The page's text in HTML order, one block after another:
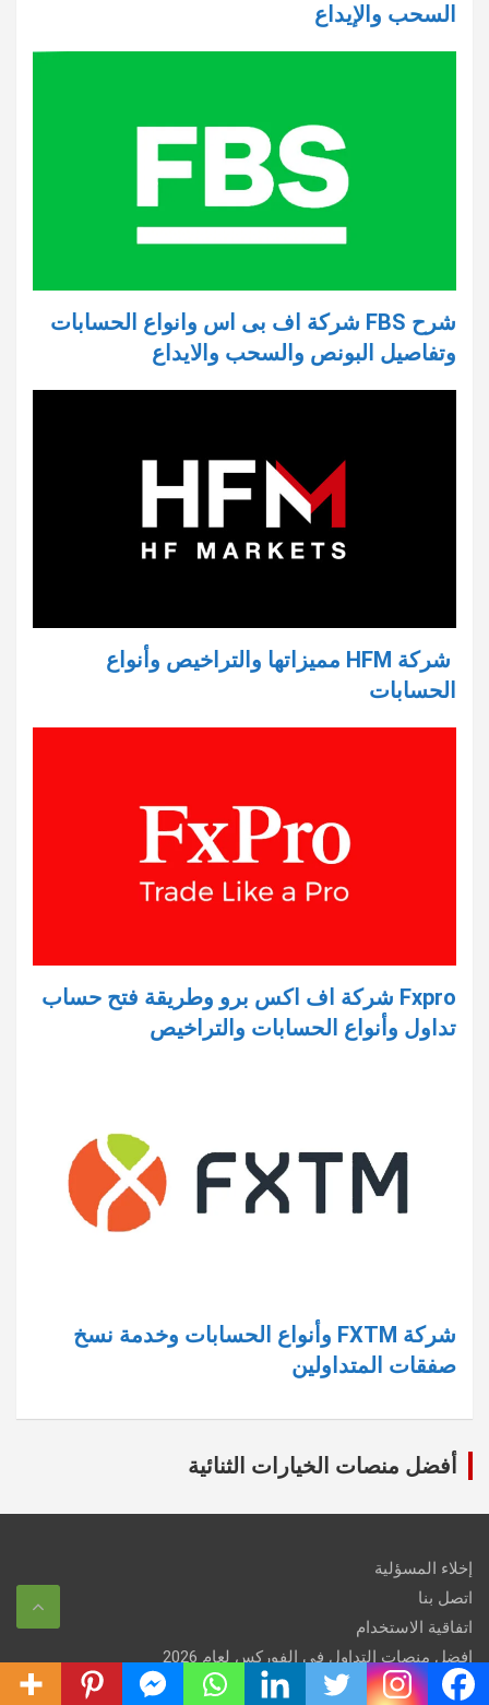
السحب والإيداع
شرح FBS شركة اف بى اس وانواع الحسابات
وتفاصيل البونص والسحب والايداع
شركة HFM مميزاتها والتراخيص وأنواع
الحسابات
Fxpro شركة اف اكس برو وطريقة فتح حساب
تداول وأنواع الحسابات والتراخيص
شركة FXTM وأنواع الحسابات وخدمة نسخ
صفقات المتداولين
أفضل منصات الخيارات الثنائية
إخلاء المسؤلية
اتصل بنا
اتفاقية الاستخدام
افضل منصات التداول فى الفوركس لعام 2026
الاجندة الاقتصادية Forex Calendar